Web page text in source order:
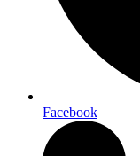
Facebook